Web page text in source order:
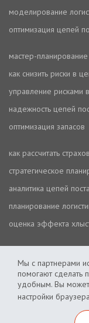
Мы с партнерами
помогают сделать
удобным. Вы
настройки
моделирование
оптимизация цепей
мастер-
как снизить риски в
управление рисками
надежность цепей
оптимизация запасов
как рассчитать
стратегическое
аналитика цепей
планирование
оценка эффекта
Политика